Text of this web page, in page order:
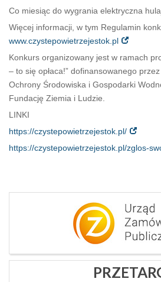
Co miesiąc do wygrania elektryczna
Więcej informacji, w tym Regulamin
www.czystepowietrzejestok.pl
Konkurs organizowany jest w ramach
– to się opłaca!” dofinansowanego
Ochrony Środowiska i Gospodarki
Fundację Ziemia i Ludzie.
LINKI
https://czystepowietrzejestok.pl/
https://czystepowietrzejestok.pl/zglos-